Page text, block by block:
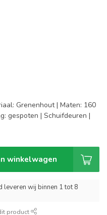
Grenenhout | Maten: 160
gespoten | Schuifdeuren |
winkelwagen
leveren wij binnen 1 tot 8
product